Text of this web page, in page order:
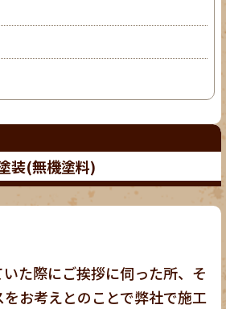
装(無機塗料)
た際にご挨拶に伺った所、そ
お考えとのことで弊社で施工